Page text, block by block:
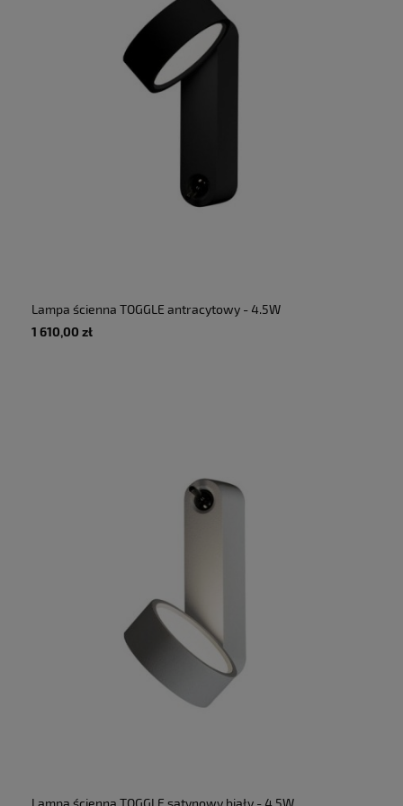
Lampa ścienna TOGGLE antracytowy - 4.5W
LED 700lm 2700K 230V IP20 - MARTINELLI
1 610,00 zł
Lampa ścienna TOGGLE satynowy biały - 4.5W